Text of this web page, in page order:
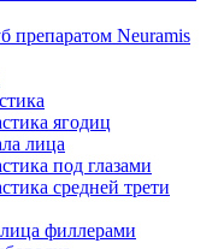
препаратом Neuramis
ягодиц
лица
под глазами
средней трети
филлерами